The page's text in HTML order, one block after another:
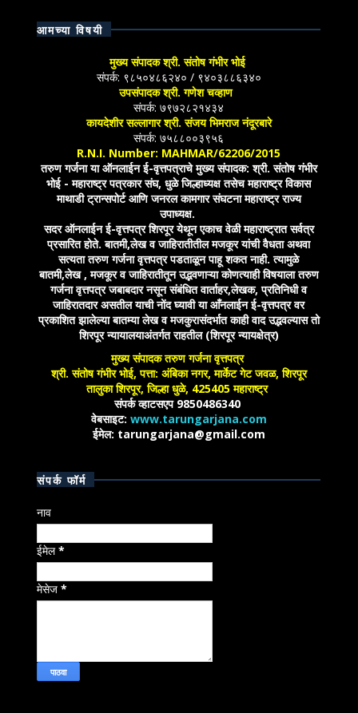
आमच्या विषयी
मुख्य संपादक श्री. संतोष गंभीर भोई
संपर्क: ९८५०४८६२४० / ९४०३८८६३४०
उपसंपादक श्री. गणेश चव्हाण
संपर्क: ७९७२८२१४३४
कायदेशीर सल्लागार श्री. संजय भिमराज नंदूरबारे
संपर्क: ७५८८००३९५६
R.N.I. Number: MAHMAR/62206/2015
तरुण गर्जना या ऑनलाईन ई-वृत्तपत्राचे मुख्य संपादक: श्री. संतोष गंभीर
भोई - महाराष्ट्र पत्रकार संघ, धुळे जिल्हाध्यक्ष तसेच महाराष्ट्र विकास
माथाडी ट्रान्सपोर्ट आणि जनरल कामगार संघटना महाराष्ट्र राज्य
उपाध्यक्ष.
सदर ऑनलाईन ई-वृत्तपत्र शिरपूर येथून एकाच वेळी महाराष्ट्रात सर्वत्र
प्रसारित होते. बातमी,लेख व जाहिरातीतील मजकूर यांची वैधता अथवा
सत्यता तरुण गर्जना वृत्तपत्र पडताळून पाहू शकत नाही. त्यामुळे
बातमी,लेख , मजकूर व जाहिरातीतून उद्भवणाऱ्या कोणत्याही विषयाला तरुण
गर्जना वृत्तपत्र जबाबदार नसून संबंधित वार्ताहर,लेखक, प्रतिनिधी व
जाहिरातदार असतील याची नोंद घ्यावी या आँनलाईन ई-वृत्तपत्र वर
प्रकाशित झालेल्या बातम्या लेख व मजकुरासंदर्भात काही वाद उद्भवल्यास तो
शिरपूर न्यायालयाअंतर्गत राहतील (शिरपूर न्यायक्षेत्र)
मुख्य संपादक तरुण गर्जना वृत्तपत्र
श्री. संतोष गंभीर भोई, पत्ता: अंबिका नगर, मार्केट गेट जवळ, शिरपूर
तालुका शिरपूर, जिल्हा धुळे, 425405 महाराष्ट्र
संपर्क व्हाटसएप 9850486340
वेबसाइट: www.tarungarjana.com
ईमेल: tarungarjana@gmail.com
संपर्क फॉर्म
नाव
ईमेल*
मेसेज*